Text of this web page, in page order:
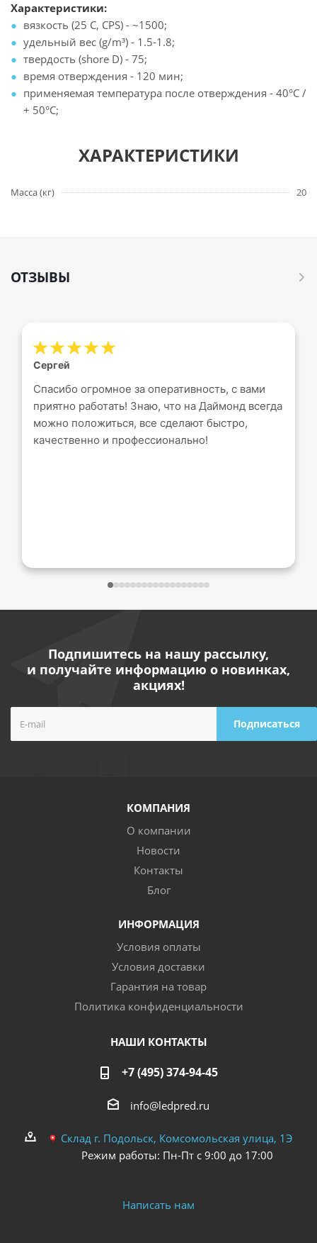
Характеристики:
вязкость (25 С, CPS) - ~1500;
удельный вес (g/m³) - 1.5-1.8;
твердость (shore D) - 75;
время отверждения - 120 мин;
применяемая температура после отверждения - 40°С /
+ 50°С;
ХАРАКТЕРИСТИКИ
Масса (кг) 20
ОТЗЫВЫ
Сергей
Спасибо огромное за оперативность, с вами
приятно работать! Знаю, что на Даймонд всегда
можно положиться, все сделают быстро,
качественно и профессионально!
Подпишитесь на нашу рассылку,
и получайте информацию о новинках,
акциях!
КОМПАНИЯ
О компании
Новости
Контакты
Блог
ИНФОРМАЦИЯ
Условия оплаты
Условия доставки
Гарантия на товар
Политика конфиденциальности
НАШИ КОНТАКТЫ
+7 (495) 374-94-45
info@ledpred.ru
Склад г. Подольск, Комсомольская улица, 1Э
Режим работы: Пн-Пт с 9:00 до 17:00
Написать нам